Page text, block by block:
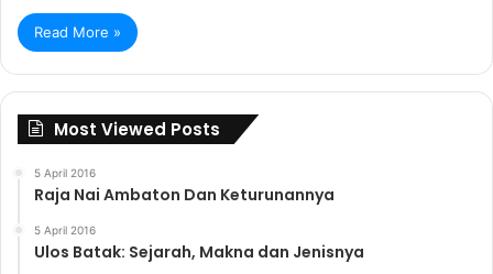
Read More »
Most Viewed Posts
5 April 2016
Raja Nai Ambaton Dan Keturunannya
5 April 2016
Ulos Batak: Sejarah, Makna dan Jenisnya